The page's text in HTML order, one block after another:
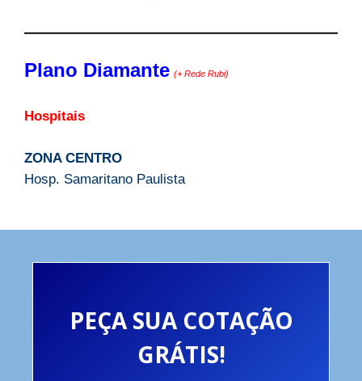
Plano Diamante (+ Rede Rubi)
Hospitais
ZONA CENTRO
Hosp. Samaritano Paulista
PEÇA SUA COTAÇÃO
GRÁTIS!